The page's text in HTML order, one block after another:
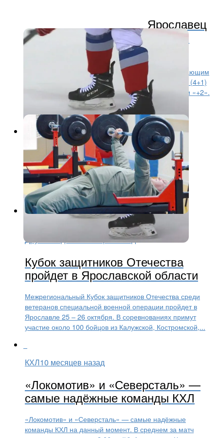
Ярославец
признан лучшим нападающим
недели в ВХЛ
Ярославец Илья Чефанов признан лучшим нападающим
недели в ВХЛ. Он сыграл в двух матчах и набрал 5 (4+1)
очков за результативность и показатель полезности «+2».
Другие виды 10 месяцев назад
Кубок защитников Отечества
пройдет в Ярославской области
Межрегиональный Кубок защитников Отечества среди
ветеранов специальной военной операции пройдет в
Ярославле 25 – 26 октября. В соревнованиях примут
участие около 100 бойцов из Калужской, Костромской,...
КХЛ10 месяцев назад
«Локомотив» и «Северсталь» —
самые надёжные команды КХЛ
«Локомотив» и «Северсталь» — самые надёжные
команды КХЛ на данный момент. В среднем за матч